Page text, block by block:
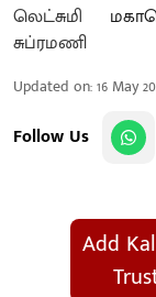
Updated on:16 May
Follow Us
Add